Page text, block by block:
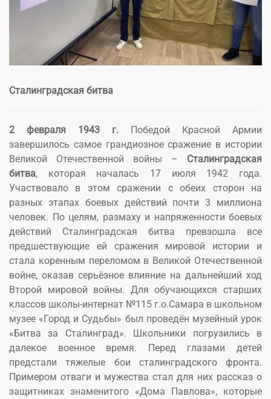
Сталинградская битва
2 февраля 1943 г. Победой Красной Армии
завершилось самое грандиозное сражение в истории
Великой Отечественной войны – Сталинградская
битва, которая началась 17 июля 1942 года.
Участвовало в этом сражении с обеих сторон на
разных этапах боевых действий почти 3 миллиона
человек. По целям, размаху и напряженности боевых
действий Сталинградская битва превзошла все
предшествующие ей сражения мировой истории и
стала коренным переломом в Великой Отечественной
войне, оказав серьёзное влияние на дальнейший ход
Второй мировой войны. Для обучающихся старших
классов школы-интернат №115 г.о.Самара в школьном
музее «Город и Судьбы» был проведён музейный урок
«Битва за Сталинград». Школьники погрузились в
далекое военное время. Перед глазами детей
предстали тяжелые бои сталинградского фронта.
Примером отваги и мужества стал для них рассказ о
защитниках знаменитого «Дома Павлова», которые